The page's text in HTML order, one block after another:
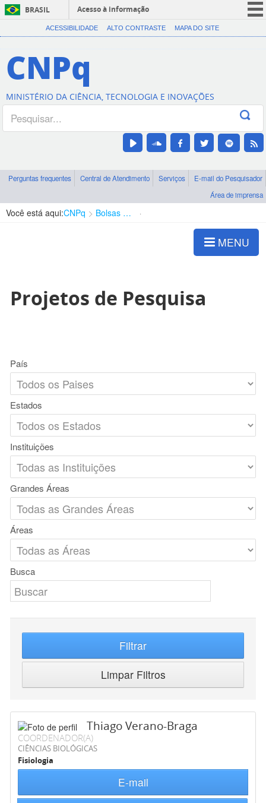
BRASIL
Acesso à informação
CORONAVÍRUS (COVID-19)
Canais
ACESSIBILIDADE ALTO CONTRASTE MAPA DO SITE
CNPq
MINISTÉRIO DA CIÊNCIA, TECNOLOGIA E INOVAÇÕES
Perguntas frequentes Central de Atendimento Serviços
E-mail do Pesquisador
Área de imprensa
Você está aqui:CNPq Bolsas e Auxílios Vigentes
MENU
Projetos de Pesquisa
País
Estados
Instituições
Grandes Áreas
Áreas
Busca
Filtrar
Limpar Filtros
Thiago Verano-Braga
COORDENADOR(A)
CIÊNCIAS BIOLÓGICAS
Fisiologia
E-mail